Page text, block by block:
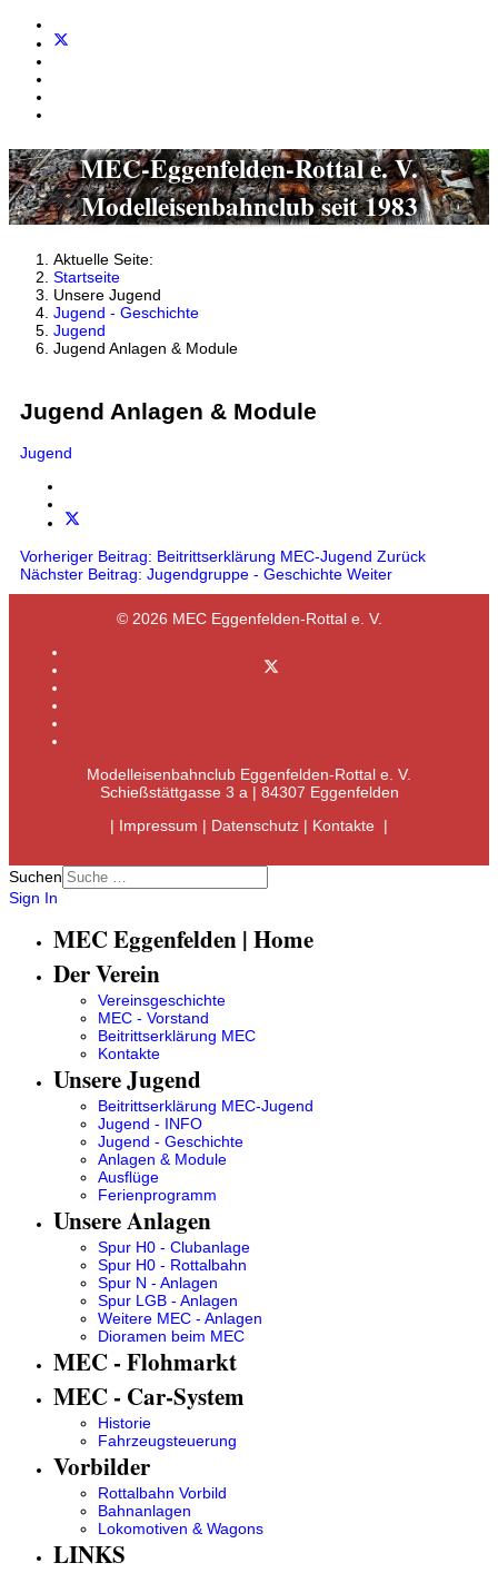
MEC-Eggenfelden-Rottal e. V.
Modelleisenbahnclub seit 1983
Aktuelle Seite:
Startseite
Unsere Jugend
Jugend - Geschichte
Jugend
Jugend Anlagen & Module
Jugend Anlagen & Module
Jugend
Vorheriger Beitrag: Beitrittserklärung MEC-Jugend Zurück
Nächster Beitrag: Jugendgruppe - Geschichte Weiter
© 2026 MEC Eggenfelden-Rottal e. V.
Modelleisenbahnclub Eggenfelden-Rottal e. V.
Schießstättgasse 3 a | 84307 Eggenfelden
| Impressum | Datenschutz | Kontakte |
Suchen
Sign In
MEC Eggenfelden | Home
Der Verein
Vereinsgeschichte
MEC - Vorstand
Beitrittserklärung MEC
Kontakte
Unsere Jugend
Beitrittserklärung MEC-Jugend
Jugend - INFO
Jugend - Geschichte
Anlagen & Module
Ausflüge
Ferienprogramm
Unsere Anlagen
Spur H0 - Clubanlage
Spur H0 - Rottalbahn
Spur N - Anlagen
Spur LGB - Anlagen
Weitere MEC - Anlagen
Dioramen beim MEC
MEC - Flohmarkt
MEC - Car-System
Historie
Fahrzeugsteuerung
Vorbilder
Rottalbahn Vorbild
Bahnanlagen
Lokomotiven & Wagons
LINKS